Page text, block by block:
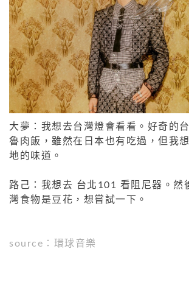
大夢：我想去台灣燈會看看。好奇的
魯肉飯，雖然在日本也有吃過，但我
地的味道。
路己：我想去 台北101 看阻尼器。然
灣食物是豆花，想嘗試一下。
source：環球音樂